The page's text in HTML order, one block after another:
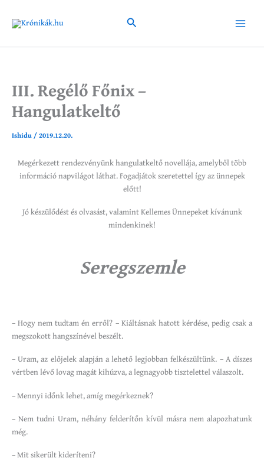
content
Search
Main
III. Regélő Főnix –
Hangulatkeltő
Ishidu /2019.12.20.
Megérkezett rendezvényünk hangulatkeltő novellája, amelyből több
információ napvilágot láthat. Fogadjátok szeretettel így az ünnepek
előtt!
Jó készülődést és olvasást, valamint Kellemes Ünnepeket kívánunk
mindenkinek!
Seregszemle
– Hogy nem tudtam én erről? – Kiáltásnak hatott kérdése, pedig csak a
megszokott hangszínével beszélt.
– Uram, az előjelek alapján a lehető legjobban felkészültünk. – A díszes
vértben lévő lovag magát kihúzva, a legnagyobb tisztelettel válaszolt.
– Mennyi időnk lehet, amíg megérkeznek?
– Nem tudni Uram, néhány felderítőn kívül másra nem alapozhatunk
még.
– Mit sikerült kideríteni?